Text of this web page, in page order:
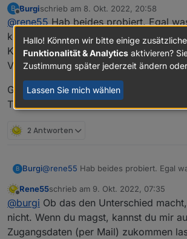
Version, noch nicht vollständig
freigegeben) darfst du den Haken
B
Offline
Burgischrieb am 8. Okt. 2022, 20:58
zuletzt editiert von
@rene55Hab beides probiert. Egal
kommt immer der gleiche Fehler /
Keine Ahnung ob das was macht, ich
Version :https://pro.solarmanpv.com/
Gruß
Thomas
2 Antworten
B Burgi@rene55 Hab beides probiert. Egal
Keine Ahnung ob das was macht, ich
Version : https://pro.solarmanpv.com/
Gruß
Thomas
Offline
Rene55schrieb am 9. Okt. 2022, 07:35
zuletzt editiert von
@burgi Ob das den Unterschied
nicht. Wenn du magst, kannst du mir
Zugangsdaten (per Mail) zukommen
Hallo! Könnten wir bitte einige
Funktionalität & Analytics aktivieren?
Zustimmung später jederzeit ändern
Lassen Sie mich wählen